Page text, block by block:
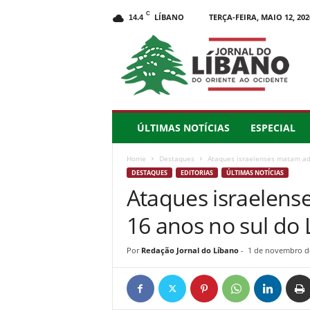
14.4 C LÍBANO TERÇA-FEIRA, MAIO 12,
o
ÚLTIMAS NOTÍCIAS ESPECIAL
Home Destaques Ataques israelenses matam
DESTAQUES EDITORIAS ÚLTIMAS NOTÍCIAS
Ataques
16 anos no sul do
Por Redação Jornal do Líbano- 1 de novembro